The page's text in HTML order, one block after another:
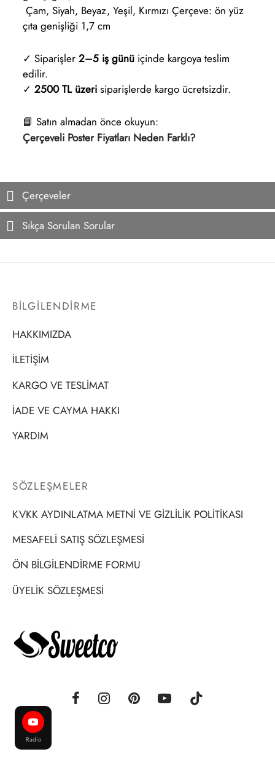
Çam, Siyah, Beyaz, Yeşil, Kırmızı Çerçeve: ön yüz
çıta genişliği 1,7 cm
✓ Siparişler 2–5 iş günü içinde kargoya teslim
edilir.
✓ 2500 TL üzeri siparişlerde kargo ücretsizdir.
📘 Satın almadan önce okuyun:
Çerçeveli Poster Fiyatları Neden Farklı?
Çerçeveler
Sıkça Sorulan Sorular
BİLGİLENDİRME
HAKKIMIZDA
İLETİŞİM
KARGO VE TESLİMAT
İADE VE CAYMA HAKKI
YARDIM
SÖZLEŞMELER
KVKK AYDINLATMA METNİ VE GİZLİLİK POLİTİKASI
MESAFELİ SATIŞ SÖZLEŞMESİ
ÖN BİLGİLENDİRME FORMU
ÜYELİK SÖZLEŞMESİ
Radio